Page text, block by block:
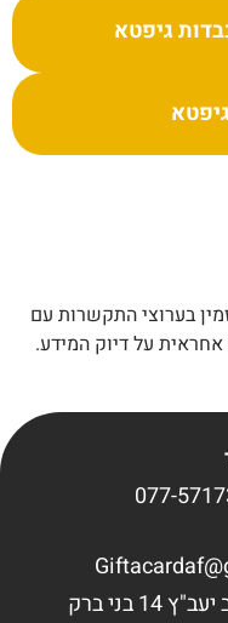
גיפטא
בערוצי התקשרות עם
אחראית על דיוק המידע.
בני ברק